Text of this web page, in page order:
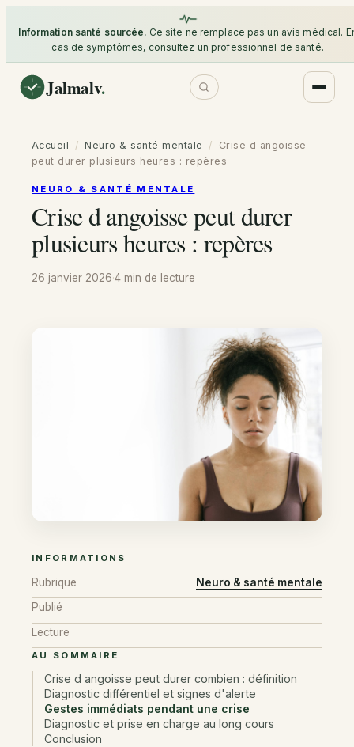
Information santé sourcée. Ce site ne remplace pas un avis médical.
cas de symptômes, consultez un professionnel de santé.
Jalmalv.
Accueil / Neuro & santé mentale /
Crise d angoisse
peut durer plusieurs heures : repères
NEURO & SANTÉ MENTALE
Crise d angoisse peut durer
plusieurs heures : repères
26 janvier 2026·4 min de lecture
INFORMATIONS
Rubrique
Neuro & santé mentale
Publié
Lecture
AU SOMMAIRE
Crise d angoisse peut durer combien : définition
Diagnostic différentiel et signes d'alerte
Gestes immédiats pendant une crise
Diagnostic et prise en charge au long cours
Conclusion